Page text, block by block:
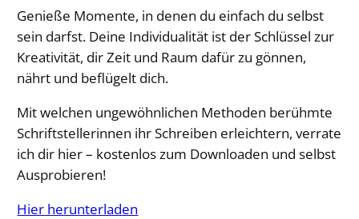
Genieße Momente, in denen du einfach du selbst
sein darfst. Deine Individualität ist der Schlüssel zur
Kreativität, dir Zeit und Raum dafür zu gönnen,
nährt und beflügelt dich.
Mit welchen ungewöhnlichen Methoden berühmte
Schriftstellerinnen ihr Schreiben erleichtern, verrate
ich dir hier – kostenlos zum Downloaden und selbst
Ausprobieren!
Hier herunterladen